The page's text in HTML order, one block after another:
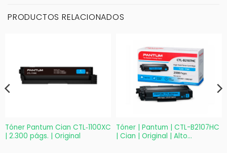
PRODUCTOS RELACIONADOS
Tóner Pantum Cian CTL‑1100XC
| 2.300 págs. | Original
Tóner | Pantum | CTL-B2107HC
| Cian | Original | Alto